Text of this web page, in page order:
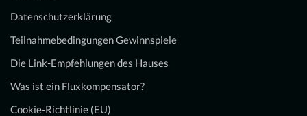
Datenschutzerklärung
Teilnahmebedingungen Gewinnspiele
Die Link-Empfehlungen des Hauses
Was ist ein Fluxkompensator?
Cookie-Richtlinie (EU)